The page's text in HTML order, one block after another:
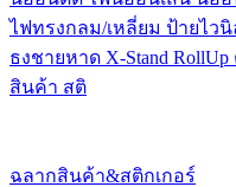
ไฟทรงกลม/เหลี่ยม ป้ายไวนิ
ธงชายหาด X-Stand
สินค้า สติ
ฉลากสินค้า&สติกเกอร์